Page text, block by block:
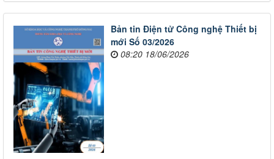
Bản tin Điện tử Công nghệ Thiết bị
mới Số 03/2026
08:20 18/06/2026